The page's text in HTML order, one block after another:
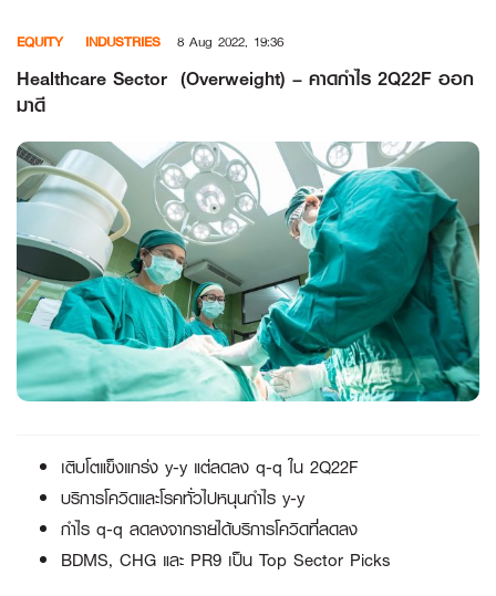
content
EQUITY INDUSTRIES 8 Aug 2022, 19:36
Healthcare Sector (Overweight) – คาดกำไร 2Q22F ออก
มาดี
เติบโตแข็งแกร่ง y-y แต่ลดลง q-q ใน 2Q22F
บริการโควิดและโรคทั่วไปหนุนกำไร y-y
กำไร q-q ลดลงจากรายได้บริการโควิดที่ลดลง
BDMS, CHG และ PR9 เป็น Top Sector Picks